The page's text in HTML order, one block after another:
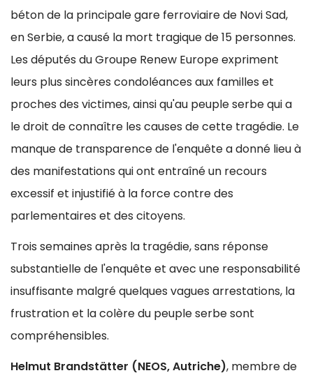
béton de la principale gare ferroviaire de Novi Sad,
en Serbie, a causé la mort tragique de 15 personnes.
Les députés du Groupe Renew Europe expriment
leurs plus sincères condoléances aux familles et
proches des victimes, ainsi qu'au peuple serbe qui a
le droit de connaître les causes de cette tragédie. Le
manque de transparence de l'enquête a donné lieu à
des manifestations qui ont entraîné un recours
excessif et injustifié à la force contre des
parlementaires et des citoyens.
Trois semaines après la tragédie, sans réponse
substantielle de l'enquête et avec une responsabilité
insuffisante malgré quelques vagues arrestations, la
frustration et la colère du peuple serbe sont
compréhensibles.
Helmut Brandstätter (NEOS, Autriche), membre de